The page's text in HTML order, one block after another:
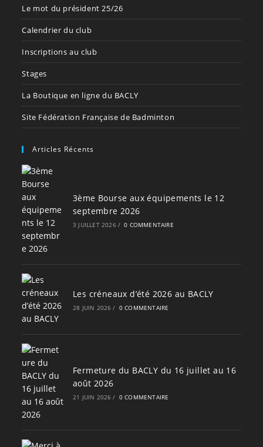
Le mot du président 25/26
Calendrier du club
Inscriptions au club
Stages
La Boutique en ligne du BACLY
Site Fédération Française de Badminton
Articles Récents
3ème Bourse aux équipements le 12
septembre 2026
3 JUILLET 2026 / 0 COMMENTAIRE
Les créneaux d’été 2026 au BACLY
28 JUIN 2026 / 0 COMMENTAIRE
Fermeture du BACLY du 16 juillet au 16
août 2026
21 JUIN 2026 / 0 COMMENTAIRE